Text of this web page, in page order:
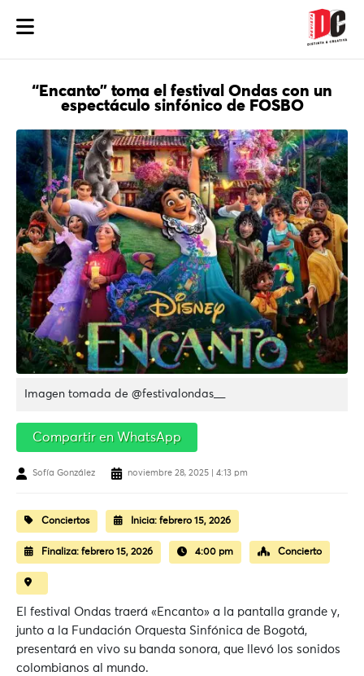
“Encanto” toma el festival Ondas con un
espectáculo sinfónico de FOSBO
Imagen tomada de @festivalondas__
Compartir en WhatsApp
Sofía González noviembre 28, 2025 | 4:13 pm
Conciertos Inicia: febrero 15, 2026
Finaliza: febrero 15, 2026 4:00 pm Concierto
El festival Ondas traerá «Encanto» a la pantalla grande y,
junto a la Fundación Orquesta Sinfónica de Bogotá,
presentará en vivo su banda sonora, que llevó los sonidos
colombianos al mundo.